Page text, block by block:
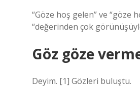
“Göze hoş gelen” ve “göze
“değerinden çok
Göz göze
Deyim. [1] Gözleri buluştu.